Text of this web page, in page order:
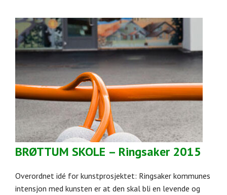
BRØTTUM SKOLE – Ringsaker 2015
Overordnet idé for kunstprosjektet: Ringsaker kommunes
intensjon med kunsten er at den skal bli en levende og